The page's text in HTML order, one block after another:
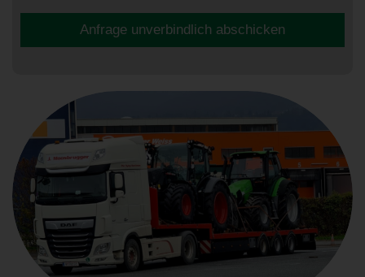
Anfrage unverbindlich abschicken